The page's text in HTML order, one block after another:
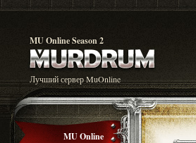
MU Online Season 2
Лучший сервер MuOnline
MU Online